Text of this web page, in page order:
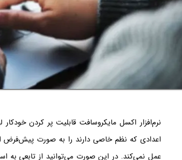
نرم‌افزار اکسل مایکروسافت قابلیت پر کردن
اعدادی که نظم خاصی دارند را به صورت پیش‌فرض
عمل نمی‌کند. در این صورت می‌توانید از تابعی به